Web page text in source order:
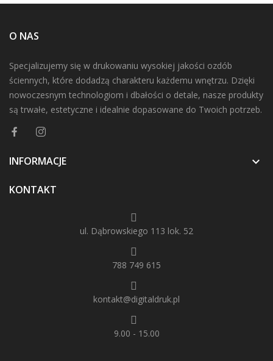
O NAS
Specjalizujemy się w drukowaniu wysokiej jakości ozdób
ściennych, które dodadzą charakteru każdemu wnętrzu. Dzięki
nowoczesnym technologiom i dbałości o detale, nasze produkty
są trwałe, estetyczne i idealnie dopasowane do Twoich potrzeb.
INFORMACJE 
KONTAKT
ul. Dąbrowskiego 113 lok. 52
788 749 615
kontakt@digitaldruk.pl
9.00 - 15.00